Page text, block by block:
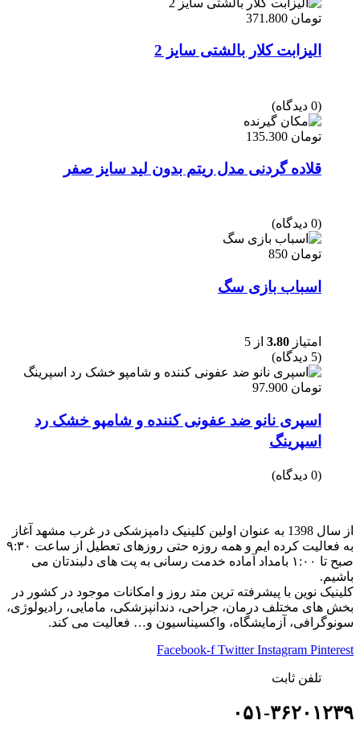
تومان
الیزابت کلار بالشتی سایز 2
(0 دیدگاه)
تومان
قلاده گردنی مدل ریتم بدون لید سایز صفر
(0 دیدگاه)
تومان
اسباب بازی سگ
امتیاز 3.80 از 5
(5 دیدگاه)
تومان
اسپری نانو ضد عفونی کننده و شامپو خشک رد
اسپرینگ
(0 دیدگاه)
از سال 1398 به عنوان اولین کلینیک دامپزشکی در غرب مشهد آغاز
به فعالیت کرده ایم و همه روزه حتی روزهای تعطیل از ساعت ۹:۳۰
صبح تا ۱:۰۰ بامداد آماده خدمت رسانی به پت های دلبندتان می
باشیم.
کلینیک نوین با پیشرفته ترین متد روز و امکانات موجود در کشور در
بخش های مختلف درمان، جراحی، دندانپزشکی، مامایی، رادیولوژی،
سونوگرافی، آزمایشگاه، واکسیناسیون و… فعالیت می کند.
Facebook-f Twitter Instagram Pinterest
تلفن ثابت
۰۵۱-۳۶۲۰۱۲۳۹